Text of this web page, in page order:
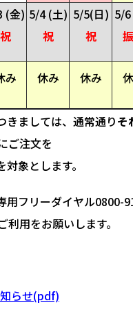
(金)
祝
5/4 (土)
祝
5/5(日)
祝
5/
み 休み 休み
ましては、通常通りそ
ご注文を
象とします。
用フリーダイヤル0800-
用をお願いします。
らせ(pdf)